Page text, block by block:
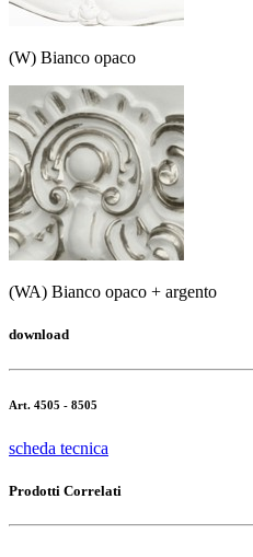
(W) Bianco opaco
(WA) Bianco opaco + argento
download
Art. 4505 - 8505
scheda tecnica
Prodotti Correlati